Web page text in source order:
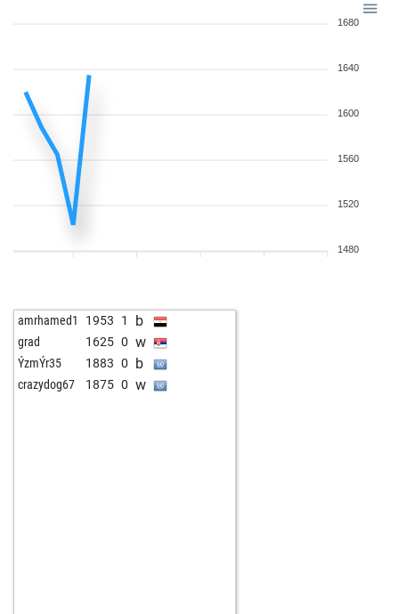
1680
1640
1600
1560
1520
1480
amrhamed1 1953 1 b
grad 1625 0 w
ÝzmÝr35 1883 0 b
crazydog67 1875 0 w